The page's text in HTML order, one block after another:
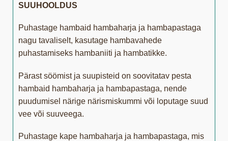
SUUHOOLDUS
Puhastage hambaid hambaharja ja hambapastaga
nagu tavaliselt, kasutage hambavahede
puhastamiseks hambaniiti ja hambatikke.
Pärast söömist ja suupisteid on soovitatav pesta
hambaid hambaharja ja hambapastaga, nende
puudumisel närige närismiskummi või loputage suud
vee või suuveega.
Puhastage kape hambaharja ja hambapastaga, mis